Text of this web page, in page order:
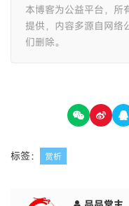
本博客为公益平台，所
提供，内容多源自网络
们删除。
标签： 赏析